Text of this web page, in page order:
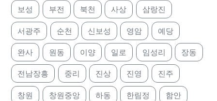
보성 부전 북천 사상 삼랑진
서광주 순천 신보성 영암 예당
완사 원동 이양 일로 임성리 장동
전남장흥 중리 진상 진영 진주
창원 창원중앙 하동 한림정 함안